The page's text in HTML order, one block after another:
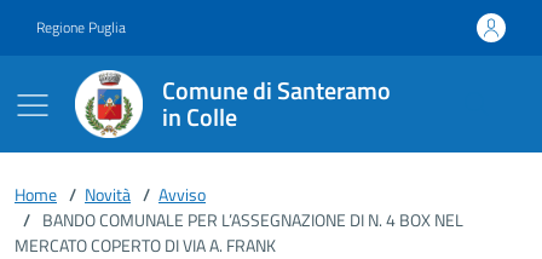
Regione Puglia
Comune di Santeramo
in Colle
Home / Novità / Avviso
/ BANDO COMUNALE PER L’ASSEGNAZIONE DI N. 4 BOX NEL
MERCATO COPERTO DI VIA A. FRANK